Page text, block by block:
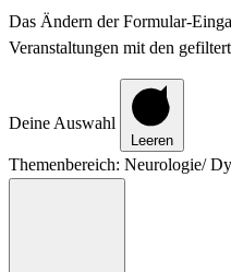
Das Ändern der Formular-
Veranstaltungen mit den
Deine Auswahl
Leeren
Themenbereich: Neurologie/